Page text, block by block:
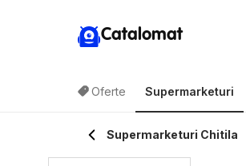
Catalomat
Oferte Supermarketuri
Supermarketuri Chitila